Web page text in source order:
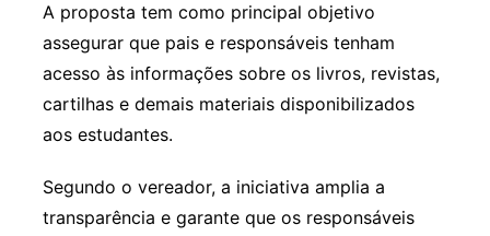
A proposta tem como principal objetivo
assegurar que pais e responsáveis tenham
acesso às informações sobre os livros, revistas,
cartilhas e demais materiais disponibilizados
aos estudantes.
Segundo o vereador, a iniciativa amplia a
transparência e garante que os responsáveis